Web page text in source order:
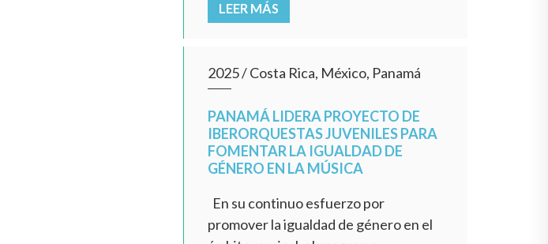
LEER MÁS
2025/Costa Rica, México, Panamá
PANAMÁ LIDERA PROYECTO DE
IBERORQUESTAS JUVENILES PARA
FOMENTAR LA IGUALDAD DE
GÉNERO EN LA MÚSICA
En su continuo esfuerzo por
promover la igualdad de género en el